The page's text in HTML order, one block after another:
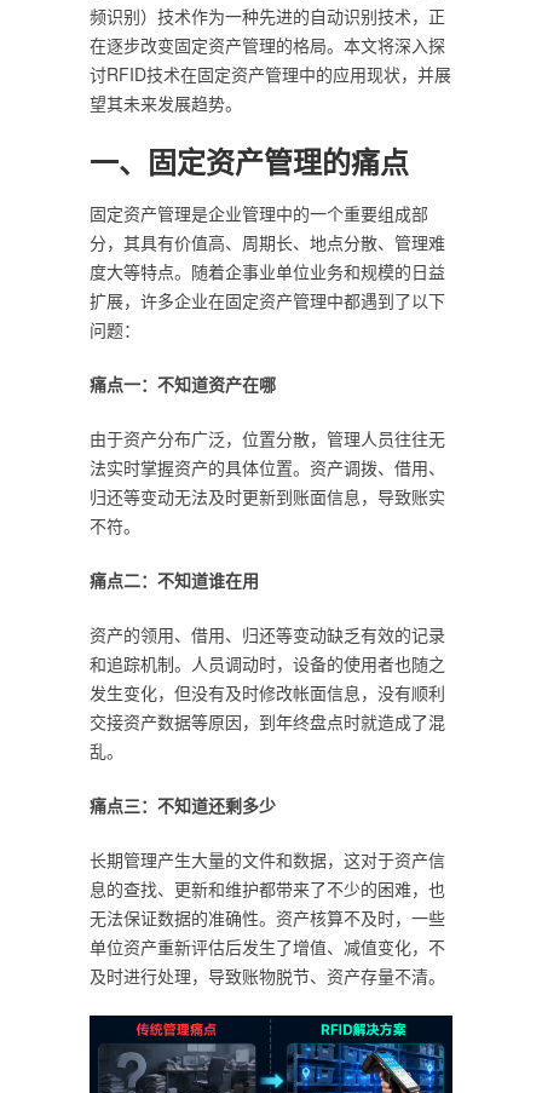
频识别）技术作为一种先进的自动识别技术，正
在逐步改变固定资产管理的格局。本文将深入探
讨RFID技术在固定资产管理中的应用现状，并展
望其未来发展趋势。
一、固定资产管理的痛点
固定资产管理是企业管理中的一个重要组成部
分，其具有价值高、周期长、地点分散、管理难
度大等特点。随着企事业单位业务和规模的日益
扩展，许多企业在固定资产管理中都遇到了以下
问题：
痛点一：不知道资产在哪
由于资产分布广泛，位置分散，管理人员往往无
法实时掌握资产的具体位置。资产调拨、借用、
归还等变动无法及时更新到账面信息，导致账实
不符。
痛点二：不知道谁在用
资产的领用、借用、归还等变动缺乏有效的记录
和追踪机制。人员调动时，设备的使用者也随之
发生变化，但没有及时修改帐面信息，没有顺利
交接资产数据等原因，到年终盘点时就造成了混
乱。
痛点三：不知道还剩多少
长期管理产生大量的文件和数据，这对于资产信
息的查找、更新和维护都带来了不少的困难，也
无法保证数据的准确性。资产核算不及时，一些
单位资产重新评估后发生了增值、减值变化，不
及时进行处理，导致账物脱节、资产存量不清。